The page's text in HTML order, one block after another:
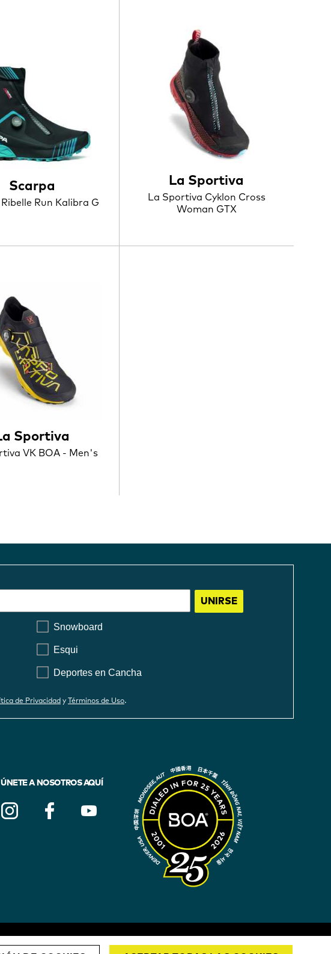
Scarpa
Run Kalibra G
La Sportiva
La Sportiva Cyklon Cross
Woman GTX
Sportiva
VK BOA - Men's
UNIRSE
Snowboard
Esqui
Deportes en Cancha
de Privacidad y Términos de Uso.
ÚNETE A NOSOTROS AQUÍ
BOAFIT.COM